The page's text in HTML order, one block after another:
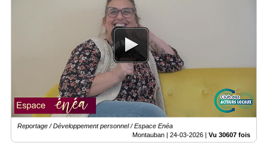
Reportage / Développement personnel / Espace Enéa
Montauban | 24-03-2026 | Vu 30607 fois